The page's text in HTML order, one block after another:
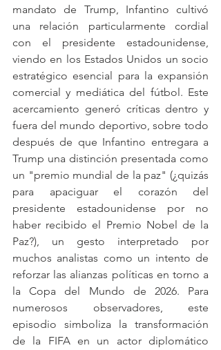
mandato de Trump, Infantino cultivó
una relación particularmente cordial
con el presidente estadounidense,
viendo en los Estados Unidos un socio
estratégico esencial para la expansión
comercial y mediática del fútbol. Este
acercamiento generó críticas dentro y
fuera del mundo deportivo, sobre todo
después de que Infantino entregara a
Trump una distinción presentada como
un "premio mundial de la paz" (¿quizás
para apaciguar el corazón del
presidente estadounidense por no
haber recibido el Premio Nobel de la
Paz?), un gesto interpretado por
muchos analistas como un intento de
reforzar las alianzas políticas en torno a
la Copa del Mundo de 2026. Para
numerosos observadores, este
episodio simboliza la transformación
de la FIFA en un actor diplomático